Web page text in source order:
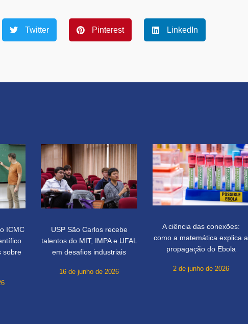
Twitter Pinterest LinkedIn
ICMC
sobre
USP São Carlos recebe
talentos do MIT, IMPA e UFAL
em desafios industriais
16 de junho de 2026
A ciência das conexões:
como a matemática explica a
propagação do Ebola
2 de junho de 2026